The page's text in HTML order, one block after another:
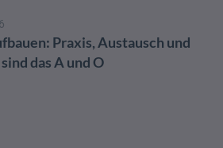
Praxis, Austausch und
das A und O